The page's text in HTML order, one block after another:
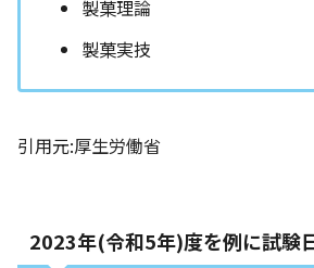
製菓理論
製菓実技
引用元:厚生労働省
2023年(令和5年)度を例に試験